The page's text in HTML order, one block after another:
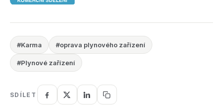
#Karma #oprava plynového zařízení
#Plynové zařízení
SDÍLET